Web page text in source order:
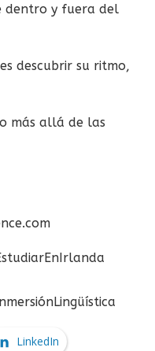
dentro y fuera del
descubrir su ritmo,
más allá de las
LinkedIn